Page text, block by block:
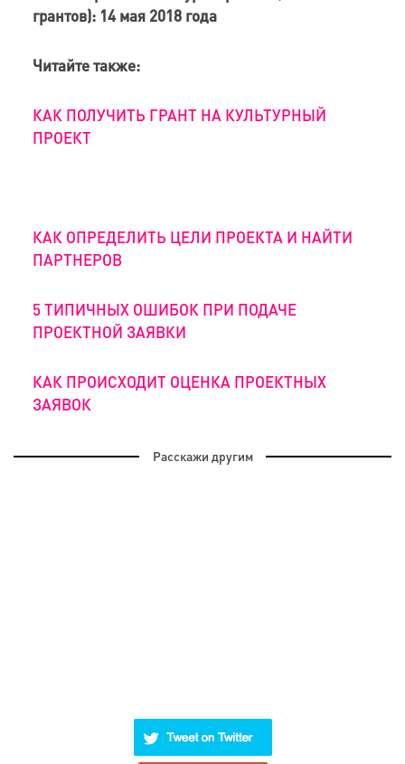
грантов): 14 мая 2018 года
Читайте также:
КАК ПОЛУЧИТЬ ГРАНТ НА КУЛЬТУРНЫЙ
ПРОЕКТ
КАК ОПРЕДЕЛИТЬ ЦЕЛИ ПРОЕКТА И НАЙТИ
ПАРТНЕРОВ
5 ТИПИЧНЫХ ОШИБОК ПРИ ПОДАЧЕ
ПРОЕКТНОЙ ЗАЯВКИ
КАК ПРОИСХОДИТ ОЦЕНКА ПРОЕКТНЫХ
ЗАЯВОК
Расскажи другим